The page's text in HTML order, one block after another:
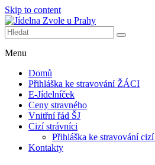
Skip to content
Další web používající WordPress
Menu
Domů
Přihláška ke stravování ŽÁCI
E-Jídelníček
Ceny stravného
Vnitřní řád ŠJ
Cizí strávníci
Přihláška ke stravování
Kontakty